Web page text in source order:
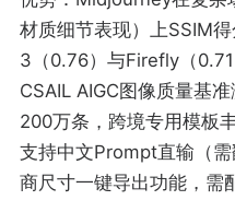
材质细节表现）上SSIM得
3（0.76）与Firefly（
CSAIL AIGC图像质量基
200万条，跨境专用模板
支持中文Prompt直输（
商尺寸一键导出功能，需